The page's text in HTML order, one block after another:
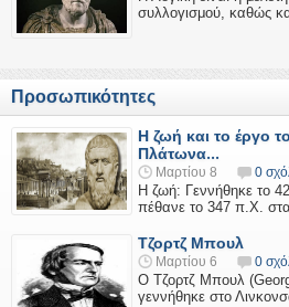
συλλογισμού, καθώς
Προσωπικότητες
Η ζωή και το έργο
Πλάτωνα...
Μαρτίου 8 0
Η ζωή: Γεννήθηκε το
πέθανε το 347 π.Χ.
Τζορτζ Μπουλ
Μαρτίου 6 0
Ο Τζορτζ Μπουλ
γεννήθηκε στο